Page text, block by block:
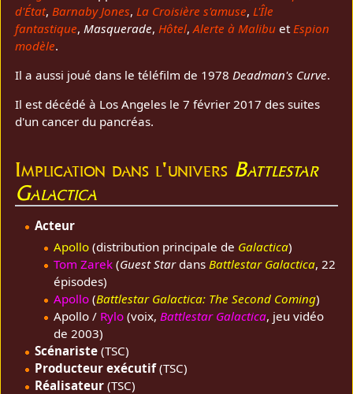
d'État, Barnaby Jones, La Croisière s'amuse, L'Île
fantastique, Masquerade, Hôtel,Alerte à Malibu et Espion
modèle.
Il a aussi joué dans le téléfilm de 1978Deadman's Curve.
Il est décédé à Los Angeles le 7 février 2017 des suites
d'un cancer du pancréas.
Implication dans l'univers Battlestar
Galactica
Acteur
Apollo(distribution principale de Galactica)
Tom Zarek(Guest Stardans Battlestar Galactica, 22
épisodes)
Apollo(Battlestar Galactica: The Second Coming)
Apollo / Rylo(voix, Battlestar Galactica, jeu vidéo
de 2003)
Scénariste(TSC)
Producteur exécutif(TSC)
Réalisateur(TSC)